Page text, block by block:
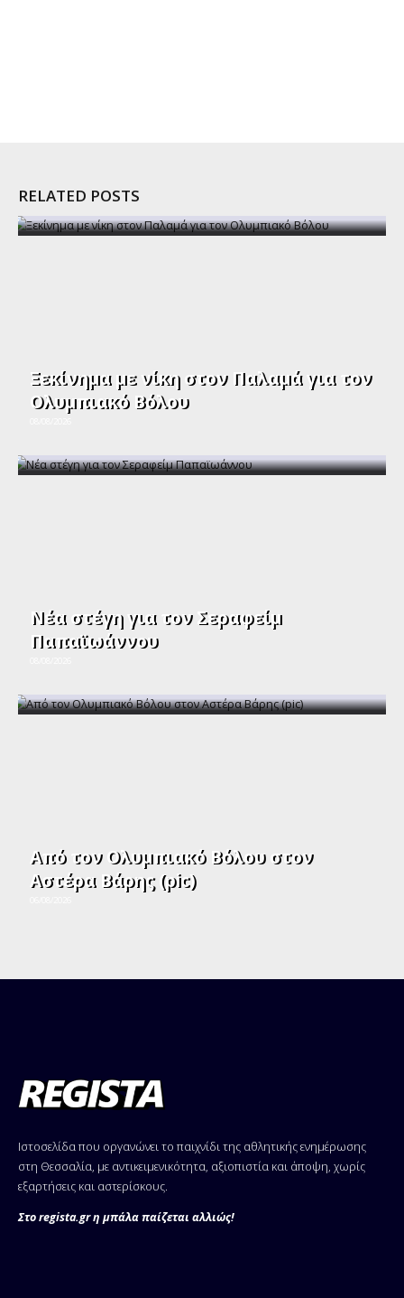
RELATED POSTS
Ξεκίνημα με νίκη στον Παλαμά για τον
Ολυμπιακό Βόλου
Νέα στέγη για τον Σεραφείμ
Παπαϊωάννου
Από τον Ολυμπιακό Βόλου στον
Αστέρα Βάρης (pic)
Ιστοσελίδα που οργανώνει το παιχνίδι της αθλητικής ενημέρωσης
στη Θεσσαλία, με αντικειμενικότητα, αξιοπιστία και άποψη, χωρίς
εξαρτήσεις και αστερίσκους.
Στο regista.gr η μπάλα παίζεται αλλιώς!